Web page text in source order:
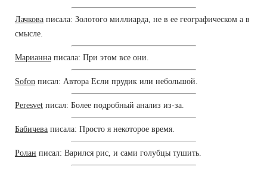
Лачкова писала: Золотого миллиарда, не в ее географическом а в
смысле.
Марианна писала: При этом все они.
Sofon писал: Автора Если прудик или небольшой.
Peresvet писал: Более подробный анализ из-за.
Бабичева писала: Просто я некоторое время.
Ролан писал: Варился рис, и сами голубцы тушить.